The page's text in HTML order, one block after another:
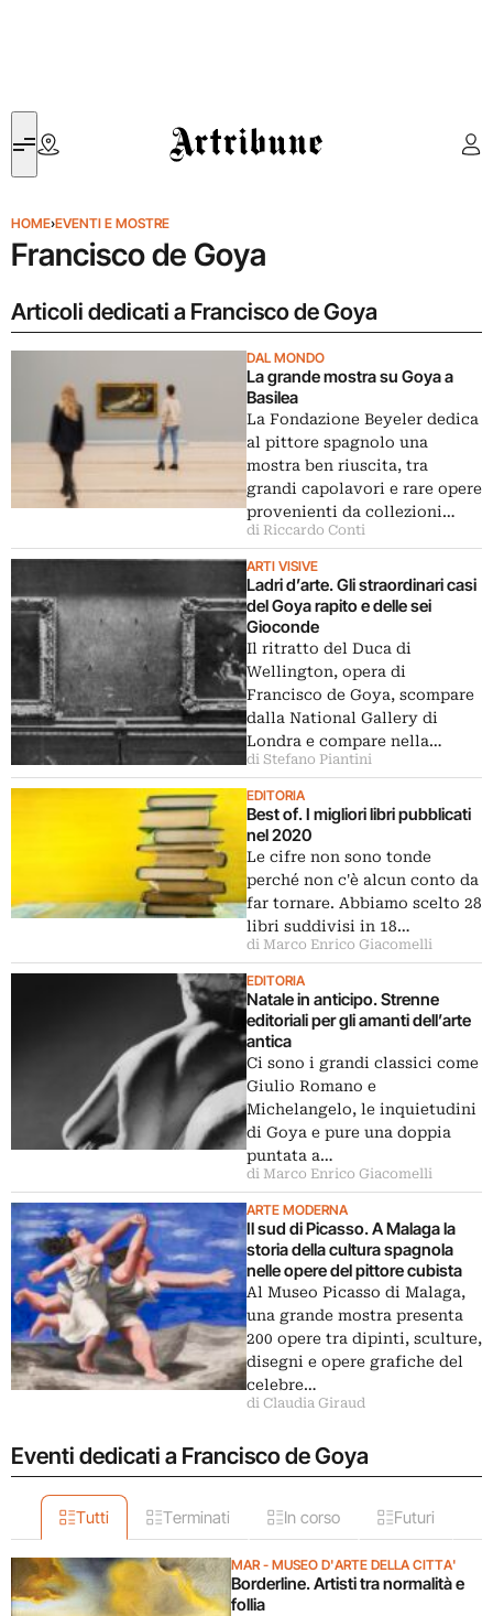
Artribune
HOME›EVENTI E MOSTRE
Francisco de Goya
Articoli dedicati a Francisco de Goya
DAL MONDO
La grande mostra su Goya a
Basilea
La Fondazione Beyeler dedica
al pittore spagnolo una
mostra ben riuscita, tra
grandi capolavori e rare opere
provenienti da collezioni…
di Riccardo Conti
ARTI VISIVE
Ladri d’arte. Gli straordinari casi
del Goya rapito e delle sei
Gioconde
Il ritratto del Duca di
Wellington, opera di
Francisco de Goya, scompare
dalla National Gallery di
Londra e compare nella…
di Stefano Piantini
EDITORIA
Best of. I migliori libri pubblicati
nel 2020
Le cifre non sono tonde
perché non c'è alcun conto da
far tornare. Abbiamo scelto 28
libri suddivisi in 18…
di Marco Enrico Giacomelli
EDITORIA
Natale in anticipo. Strenne
editoriali per gli amanti dell’arte
antica
Ci sono i grandi classici come
Giulio Romano e
Michelangelo, le inquietudini
di Goya e pure una doppia
puntata a…
di Marco Enrico Giacomelli
ARTE MODERNA
Il sud di Picasso. A Malaga la
storia della cultura spagnola
nelle opere del pittore cubista
Al Museo Picasso di Malaga,
una grande mostra presenta
200 opere tra dipinti, sculture,
disegni e opere grafiche del
celebre…
di Claudia Giraud
Eventi dedicati a Francisco de Goya
Tutti Terminati In corso Futuri
MAR - MUSEO D'ARTE DELLA CITTA'
Borderline. Artisti tra normalità e
follia